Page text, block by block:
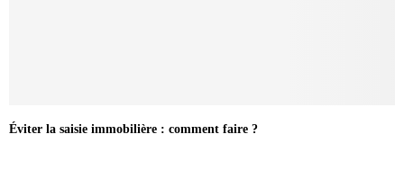
Éviter la saisie immobilière : comment faire ?